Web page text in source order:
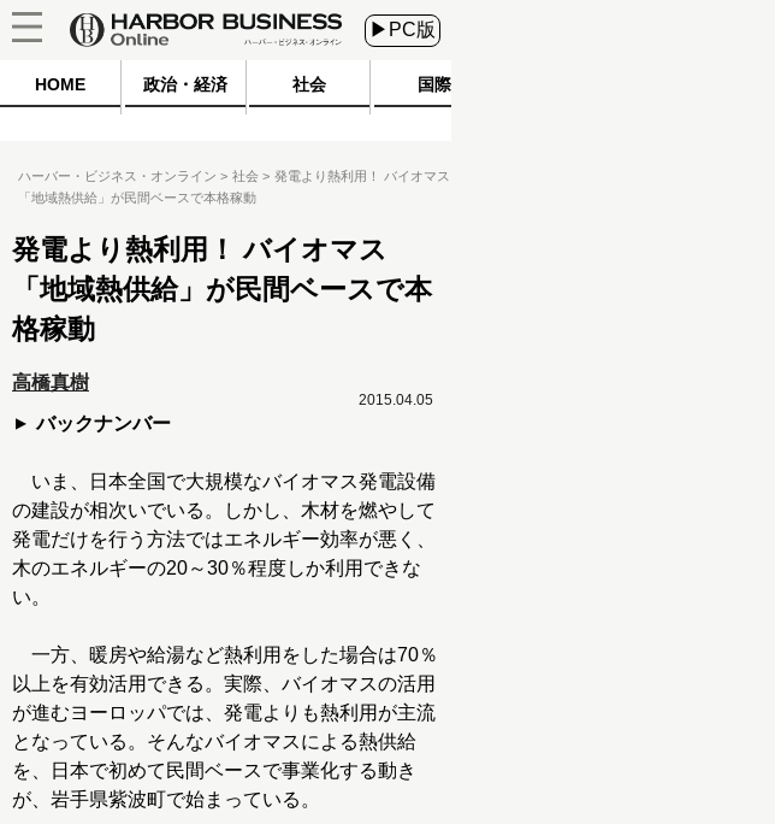
▶PC版
HOME 政治・経済 社会 国際
ハーバー・ビジネス・オンライン 社会
発電より熱利用！ バイオマス
「地域熱供給」が民間ベースで本格稼動
発電より熱利用！ バイオマス
「地域熱供給」が民間ベースで本
格稼動
高橋真樹
バックナンバー
2015.04.05
いま、日本全国で大規模なバイオマス発電設備
の建設が相次いでいる。しかし、木材を燃やして
発電だけを行う方法ではエネルギー効率が悪く、
木のエネルギーの20～30％程度しか利用できな
い。
一方、暖房や給湯など熱利用をした場合は70％
以上を有効活用できる。実際、バイオマスの活用
が進むヨーロッパでは、発電よりも熱利用が主流
となっている。そんなバイオマスによる熱供給
を、日本で初めて民間ベースで事業化する動き
が、岩手県紫波町で始まっている。